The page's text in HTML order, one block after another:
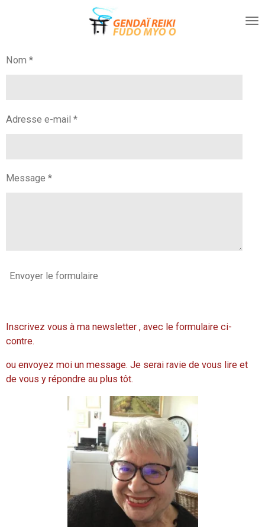
principal
Nom *
Adresse e-mail *
Message *
Envoyer le formulaire
Inscrivez vous à ma newsletter , avec le formulaire ci-
contre.
ou envoyez moi un message. Je serai ravie de vous lire et
de vous y répondre au plus tôt.